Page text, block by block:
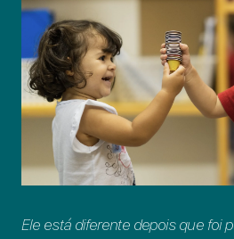
Ele está diferente depois que foi